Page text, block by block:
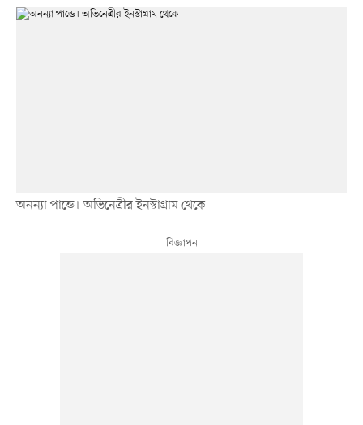
অনন্যা পান্ডে। অভিনেত্রীর ইনস্টাগ্রাম থেকে